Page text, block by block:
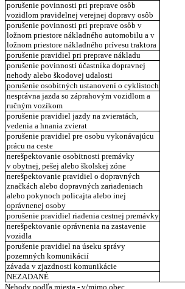
porušenie povinnosti pri preprave osôb
vozidlom pravidelnej verejnej dopravy osôb
porušenie povinnosti pri preprave osôb v
ložnom priestore nákladného automobilu a v
ložnom priestore nákladného prívesu traktora
porušenie pravidiel pri preprave nákladu
porušenie povinnosti účastníka dopravnej
nehody alebo škodovej udalosti
porušenie osobitných ustanovení o cyklistoch
nesprávna jazda so záprahovým vozidlom a
ručným vozíkom
porušenie pravidiel jazdy na zvieratách,
vedenia a hnania zvierat
porušenie pravidiel pre osobu vykonávajúcu
prácu na ceste
nerešpektovanie osobitnosti premávky
v obytnej, pešej alebo školskej zóne
nerešpektovanie pravidiel o dopravných
značkách alebo dopravných zariadeniach
alebo pokynoch policajta alebo inej
oprávnenej osoby
porušenie pravidiel riadenia cestnej premávky
nerešpektovanie oprávnenia na zastavenie
vozidla
porušenie pravidiel na úseku správy
pozemných komunikácií
závada v zjazdnosti komunikácie
NEZADANÉ
Nehody podľa miesta - v/mimo obec